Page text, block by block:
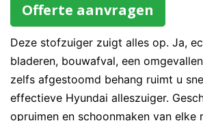
Offerte aanvragen
Deze stofzuiger zuigt alles op. Ja,
bladeren, bouwafval, een
zelfs afgestoomd behang ruimt u
effectieve Hyundai alleszuiger.
opruimen en schoonmaken van elke